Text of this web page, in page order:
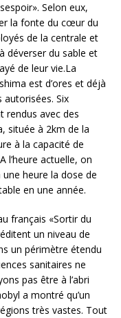
Selon eux,
la fonte du cœur du
de la centrale et
déverser du sable et
de leur vie.La
est d’ores et déjà
autorisées. Six
rendus avec des
située à 2km de la
à la capacité de
l’heure actuelle, on
heure la dose de
en une année.
français «Sortir du
un niveau de
un périmètre étendu
sanitaires ne
pas être à l’abri
a montré qu’un
très vastes. Tout